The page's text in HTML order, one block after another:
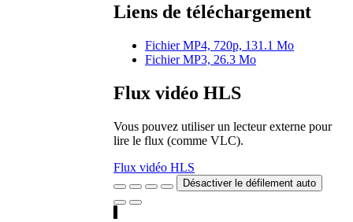
Liens de téléchargement
Fichier MP4, 720p, 131.1 Mo
Fichier MP3, 26.3 Mo
Flux vidéo HLS
Vous pouvez utiliser un lecteur externe pour
lire le flux (comme VLC).
Flux vidéo HLS
Désactiver le défilement auto